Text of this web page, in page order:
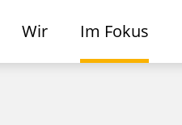
Wir Im Fokus